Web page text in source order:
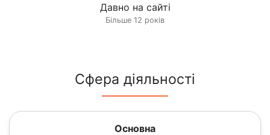
Давно на сайті
Більше 12 років
Сфера діяльності
Основна